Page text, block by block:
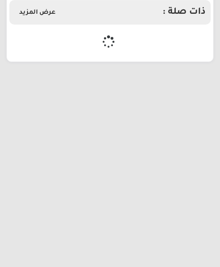
عرض المزيد ذات صلة :